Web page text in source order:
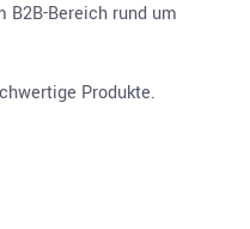
Bereich rund um
Produkte.